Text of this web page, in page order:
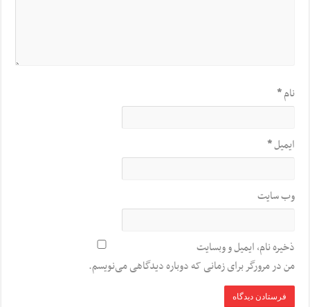
نام*
ایمیل*
وب‌ سایت
ذخیره نام، ایمیل و وبسایت
من در مرورگر برای زمانی که دوباره دیدگاهی می‌نویسم.